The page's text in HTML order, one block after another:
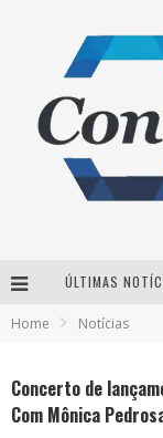
ÚLTIMAS
Home Notícias
Concerto de
Com Mônica